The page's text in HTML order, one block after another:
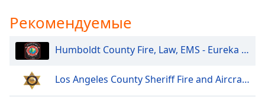
Opacity
Caption
Background
Рекомендуемые
Humboldt County Fire, Law, EMS - Eureka and North
Los Angeles County Sheriff Fire and Aircraft Santa Clarita V